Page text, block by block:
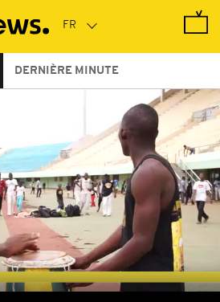
DERNIÈRE MINUTE